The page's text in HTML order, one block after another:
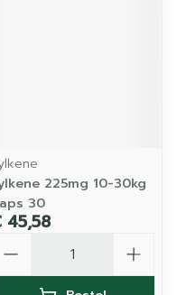
225mg 10-30kg
30
45,58